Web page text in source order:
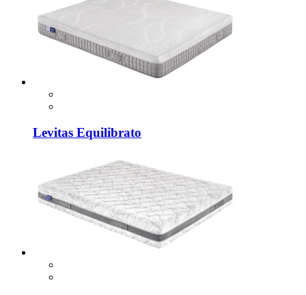
Levitas Equilibrato